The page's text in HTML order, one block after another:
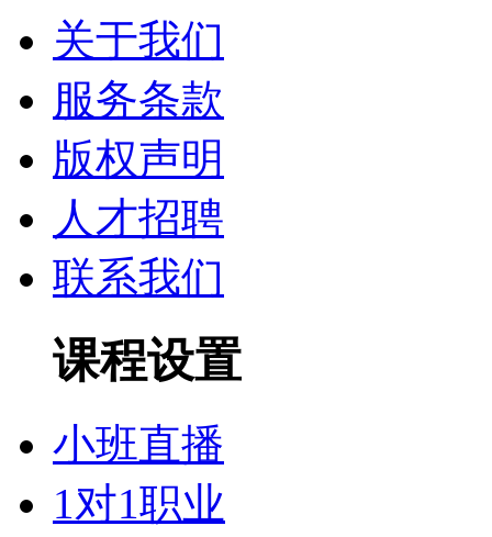
关于我们
服务条款
版权声明
人才招聘
联系我们
课程设置
小班直播
1对1职业